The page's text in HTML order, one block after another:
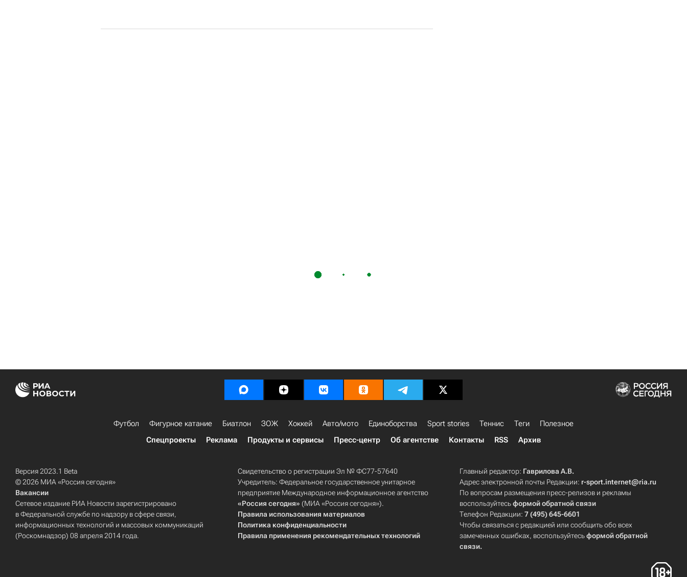
Футбол Фигурное катание Биатлон ЗОЖ Хоккей Авто/мото Единоборства Sport stories Теннис Теги
Полезное
Спецпроекты
Реклама Продукты и сервисы Пресс-центр Об агентстве Контакты RSS Архив
Версия 2023.1 Beta
© 2026 МИА «Россия сегодня»
Вакансии
Сетевое издание РИА Новости зарегистрировано
в Федеральной службе по надзору в сфере связи,
информационных технологий и массовых коммуникаций
(Роскомнадзор) 08 апреля 2014 года.
Свидетельство о регистрации Эл № ФС77-57640
Учредитель: Федеральное государственное унитарное
предприятие Международное информационное агентство
«Россия сегодня» (МИА «Россия сегодня»).
Правила использования материалов
Политика конфиденциальности
Правила применения рекомендательных технологий
Главный редактор: Гаврилова А.В.
Адрес электронной почты Редакции: r-sport.internet@ria.ru
По вопросам размещения пресс-релизов и рекламы
воспользуйтесьформой обратной связи
Телефон Редакции:7 (495) 645-6601
Чтобы связаться с редакцией или сообщить обо всех
замеченных ошибках, воспользуйтесьформой обратной
связи.